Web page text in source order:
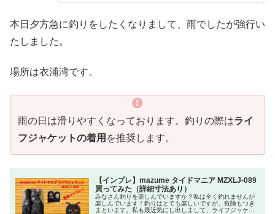
本日夕方急に釣りをしたくなりまして、雨でしたが強行い
たしました。
場所は衣浦湾です。
雨の日は滑りやすくなっております。釣りの際はライ
フジャケットの着用 を推奨します。
【インプレ】mazume タイドマニア MZXLJ-089
買ってみた（詳細寸法あり）
みなさん釣りを楽しんでいますか？私は全く釣れませんが
楽しんでいます！釣りはとても楽しいですが、危険もつき
まといます。私も最近気にし出しまして、ライフジャケッ